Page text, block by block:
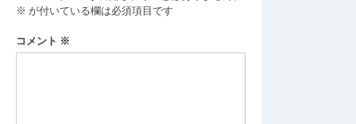
ー
シ
※ が付いている欄は必須項目です
コメント ※